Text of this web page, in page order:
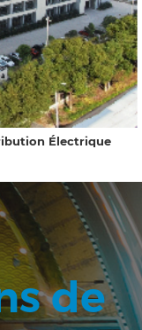
Électrique
de